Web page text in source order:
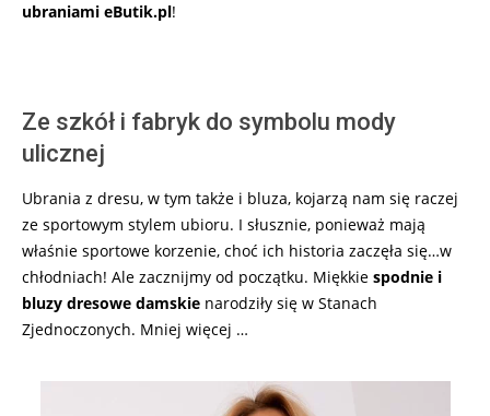
ubraniami eButik.pl!
Ze szkół i fabryk do symbolu mody
ulicznej
Ubrania z dresu, w tym także i bluza, kojarzą nam się raczej
ze sportowym stylem ubioru. I słusznie, ponieważ mają
właśnie sportowe korzenie, choć ich historia zaczęła się…w
chłodniach! Ale zacznijmy od początku. Miękkie spodnie i
bluzy dresowe damskie narodziły się w Stanach
Zjednoczonych. Mniej więcej …